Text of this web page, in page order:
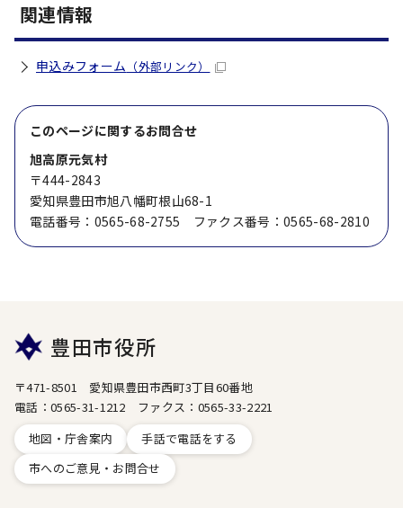
関連情報
申込みフォーム （外部リンク）
このページに関するお問合せ
旭高原元気村
〒444-2843
愛知県豊田市旭八幡町根山68-1
電話番号：0565-68-2755 ファクス番号：0565-68-2810
豊田市役所
〒471-8501 愛知県豊田市西町3丁目60番地
電話：0565-31-1212 ファクス：0565-33-2221
地図・庁舎案内
手話で電話をする
市へのご意見・お問合せ